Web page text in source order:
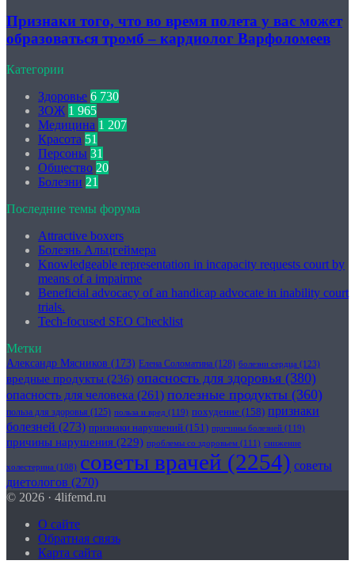
Признаки того, что во время полета у вас может
образоваться тромб – кардиолог Варфоломеев
Категории
Здоровье 6 730
ЗОЖ 1 965
Медицина 1 207
Красота 51
Персоны 31
Общество 20
Болезни 21
Последние темы форума
Attractive boxers
Болезнь Альцгеймера
Knowledgeable representation in incapacity requests court by
means of a impairme
Beneficial advocacy of an handicap advocate in inability court
trials.
Tech-focused SEO Checklist
Метки
Александр Мясников (173) Елена Соломатина (128) болезни сердца (123)
вредные продукты (236) опасность для здоровья (380)
опасность для человека (261) полезные продукты (360)
польза для здоровья (125) польза и вред (119) похудение (158) признаки
болезней (273) признаки нарушений (151) причины болезней (119)
причины нарушения (229) проблемы со здоровьем (111) снижение
холестерина (108) советы врачей (2254) советы
диетологов (270)
© 2026 · 4lifemd.ru
О сайте
Обратная связь
Карта сайта